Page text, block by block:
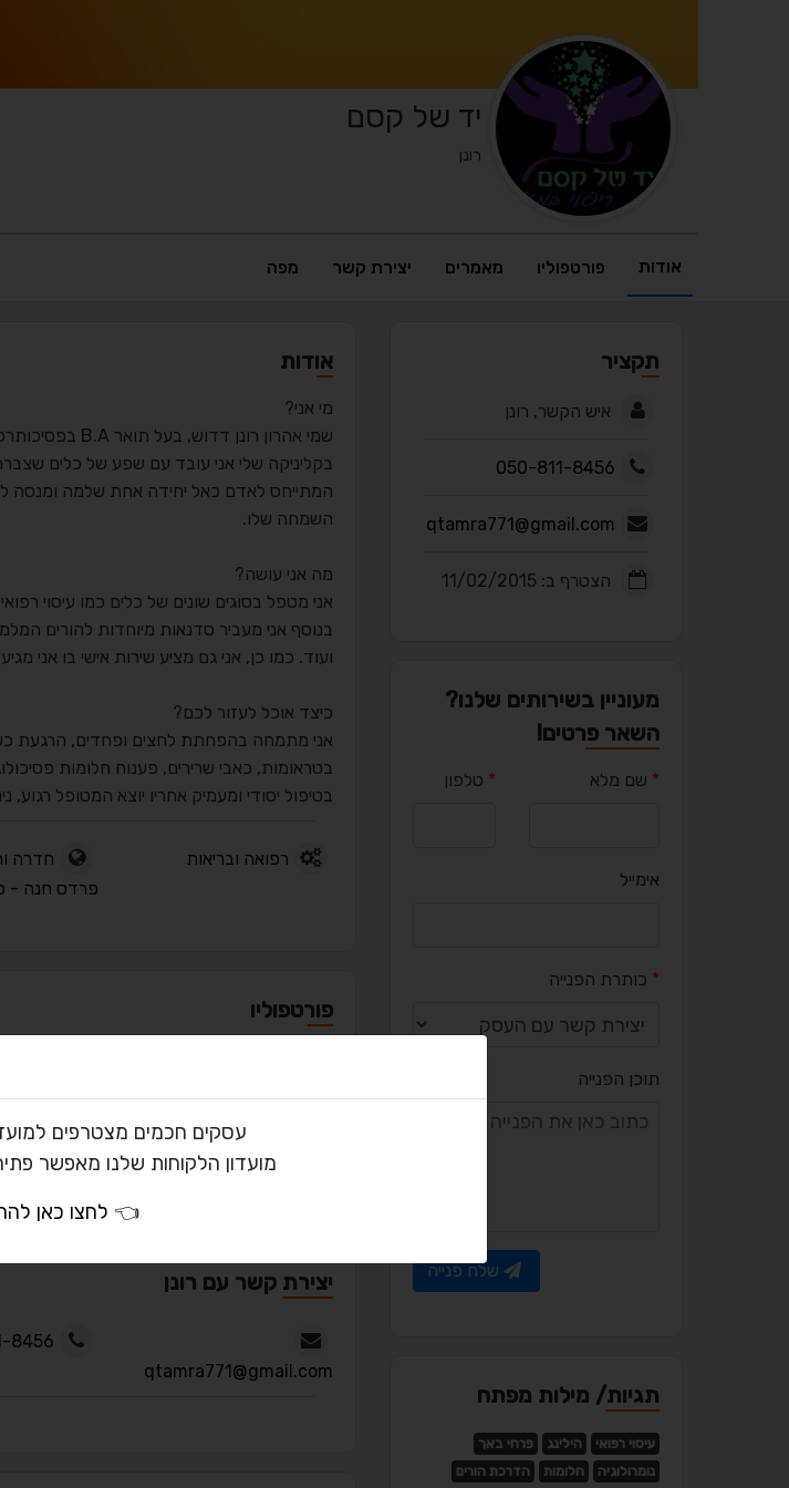
יד של קסם
רונן
אודות פורטפוליו מאמרים יצירת קשר מפה
תקציר
איש הקשר, רונן
050-811-8456
qtamra771@gmail.com
הצטרף ב: 11/02/2015
מעוניין בשירותים שלנו?
השאר פרטים!
* שם מלא * טלפון
אימייל
* כותרת הפנייה
תוכן הפנייה
שלח פנייה
תגיות/ מילות מפתח
עיסוי רפואי הילינג
פרחי באך
נומרולוגיה
חלומות הדרכת הורים
אודות
מי אני?
שמי אהרון רונן דדוש, בעל תואר B.A בפסיכותרפיה ומטפל הוליסטי מוסמך.
בקליניקה שלי אני עובד עם שפע של כלים
המתייחס לאדם כאל יחידה אחת שלמה ומנסה
השמחה שלו.
מה אני עושה?
אני מטפל בסוגים שונים של כלים כמו עיסוי
בנוסף אני מעביר סדנאות מיוחדות להורים
ועוד. כמו כן, אני גם מציע שירות אישי בו אני
כיצד אוכל לעזור לכם?
בטראומות, כאבי שרירים, פענוח חלומות
בטיפול יסודי ומעמיק אחריו יוצא המטופל רגוע,
רפואה ובריאות חדרה
פרדס חנה -
פורטפוליו
יצירת קשר עם רונן
qtamra771@gmail.com
8456
עסקים חכמים מצטרפים
מועדון הלקוחות שלנו מאפשר
👈 לחצו כאן